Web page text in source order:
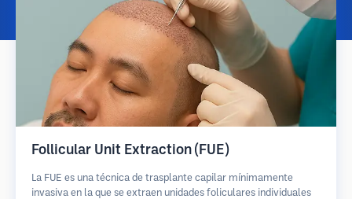
Follicular Unit Extraction (FUE)
La FUE es una técnica de trasplante capilar mínimamente
invasiva en la que se extraen unidades foliculares individuales